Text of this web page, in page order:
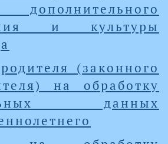
и культуры
(законного
на обработку
данных